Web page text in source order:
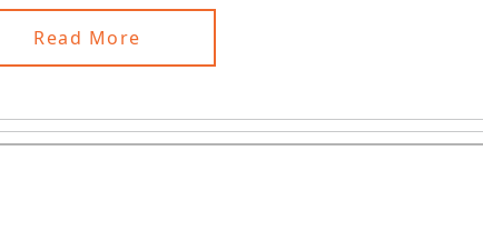
Read More